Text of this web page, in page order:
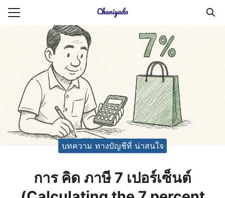
Skip
ยความเป็นส่วนตัว
ญชี (Accounting service)
ญชี (Accounting
บทความ ทางบัญชีที่ น่าสนใจ
การ คิด ภาษี 7 เปอร์เซ็นต์